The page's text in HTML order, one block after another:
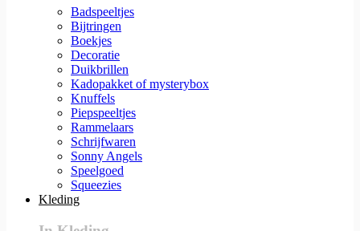
Badspeeltjes
Bijtringen
Boekjes
Decoratie
Duikbrillen
Kadopakket of mysterybox
Knuffels
Piepspeeltjes
Rammelaars
Schrijfwaren
Sonny Angels
Speelgoed
Squeezies
Kleding